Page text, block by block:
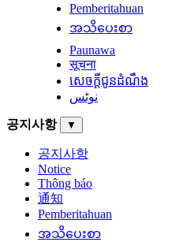
Pemberitahuan
အသိပေးစာ
Paunawa
सूचना
សេចក្តីជូនដំណឹង
نوٹس
공지사항 ▼
공지사항
Notice
Thông báo
通知
Pemberitahuan
အသိပေးစာ